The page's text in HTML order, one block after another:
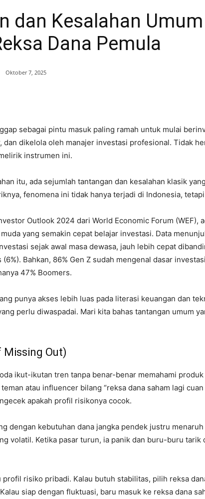
dan Kesalahan Umum
Dana Pemula
Oktober 7, 2025
sebagai pintu masuk paling ramah untuk mulai
dan dikelola oleh manajer investasi profesional. Tidak
instrumen ini.
itu, ada sejumlah tantangan dan kesalahan klasik
fenomena ini tidak hanya terjadi di Indonesia,
Outlook 2024 dari World Economic Forum (WEF),
yang semakin cepat belajar investasi. Data
sejak awal masa dewasa, jauh lebih cepat
(6%). Bahkan, 86% Gen Z sudah mengenal dasar
47% Boomers.
punya akses lebih luas pada literasi keuangan dan
perlu diwaspadai. Mari kita bahas tantangan umum
Missing Out)
ikut-ikutan tren tanpa benar-benar memahami
atau influencer bilang “reksa dana saham lagi
apakah profil risikonya cocok.
dengan kebutuhan dana jangka pendek justru
volatil. Ketika pasar turun, ia panik dan buru-buru tarik
profil risiko pribadi. Kalau butuh stabilitas, pilih reksa
siap dengan fluktuasi, baru masuk ke reksa dana